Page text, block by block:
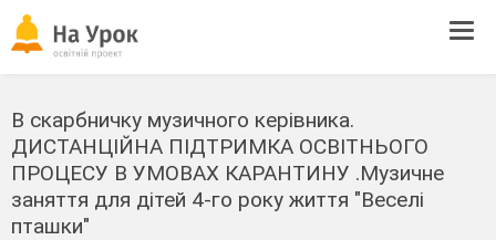
В скарбничку музичного керівника.
ДИСТАНЦІЙНА ПІДТРИМКА ОСВІТНЬОГО
ПРОЦЕСУ В УМОВАХ КАРАНТИНУ .Музичне
заняття для дітей 4-го року життя "Веселі
пташки"